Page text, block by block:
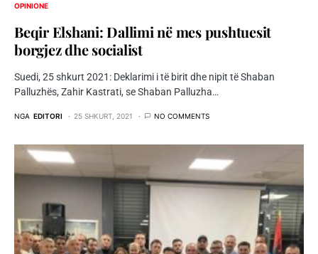
OPINIONE
Beqir Elshani: Dallimi në mes pushtuesit
borgjez dhe socialist
Suedi, 25 shkurt 2021: Deklarimi i të birit dhe nipit të Shaban
Palluzhës, Zahir Kastrati, se Shaban Palluzha…
NGA EDITORI 25 SHKURT, 2021 NO COMMENTS